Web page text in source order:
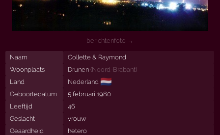
berichtenfoto →
Naam
Collette & Raymond
Woonplaats
Drunen (Noord-Brabant)
Land
Nederland 🇳🇱
Geboortedatum
5 februari 1980
Leeftijd
46
Geslacht
vrouw
Geaardheid
hetero